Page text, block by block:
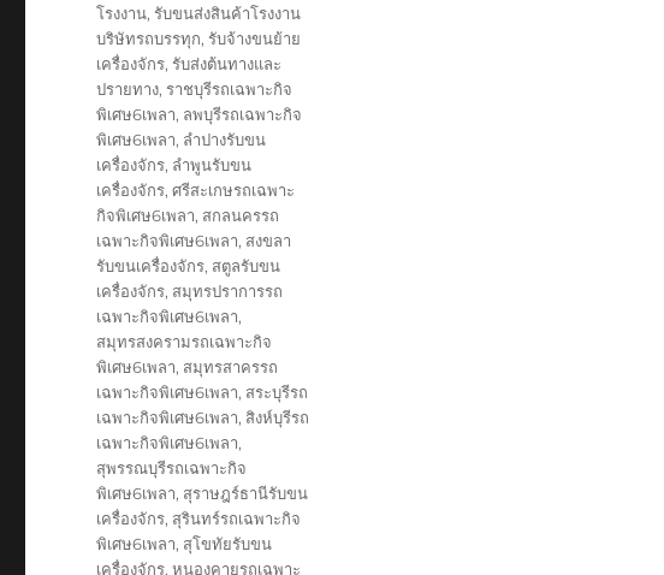
โรงงาน,รับขนส่งสินค้าโรงงาน
บริษัทรถบรรทุก,รับจ้างขนย้าย
เครื่องจักร,รับส่งต้นทางและ
ปรายทาง,ราชบุรีรถเฉพาะกิจ
พิเศษ6เพลา, ลพบุรีรถเฉพาะกิจ
พิเศษ6เพลา, ลำปางรับขน
เครื่องจักร, ลำพูนรับขน
เครื่องจักร,ศรีสะเกษรถเฉพาะ
กิจพิเศษ6เพลา, สกลนครรถ
เฉพาะกิจพิเศษ6เพลา, สงขลา
รับขนเครื่องจักร, สตูลรับขน
เครื่องจักร, สมุทรปราการรถ
เฉพาะกิจพิเศษ6เพลา,
สมุทรสงครามรถเฉพาะกิจ
พิเศษ6เพลา, สมุทรสาครรถ
เฉพาะกิจพิเศษ6เพลา, สระบุรีรถ
เฉพาะกิจพิเศษ6เพลา, สิงห์บุรีรถ
เฉพาะกิจพิเศษ6เพลา,
สุพรรณบุรีรถเฉพาะกิจ
พิเศษ6เพลา, สุราษฎร์ธานีรับขน
เครื่องจักร, สุรินทร์รถเฉพาะกิจ
พิเศษ6เพลา, สุโขทัยรับขน
เครื่องจักร,หนองคายรถเฉพาะ